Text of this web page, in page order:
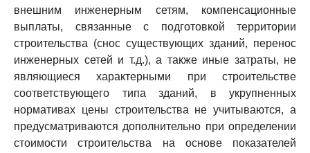
внешним инженерным сетям, компенсационные
выплаты, связанные с подготовкой территории
строительства (снос существующих зданий, перенос
инженерных сетей и т.д.), а также иные затраты, не
являющиеся характерными при строительстве
соответствующего типа зданий, в укрупненных
нормативах цены строительства не учитываются, а
предусматриваются дополнительно при определении
стоимости строительства на основе показателей